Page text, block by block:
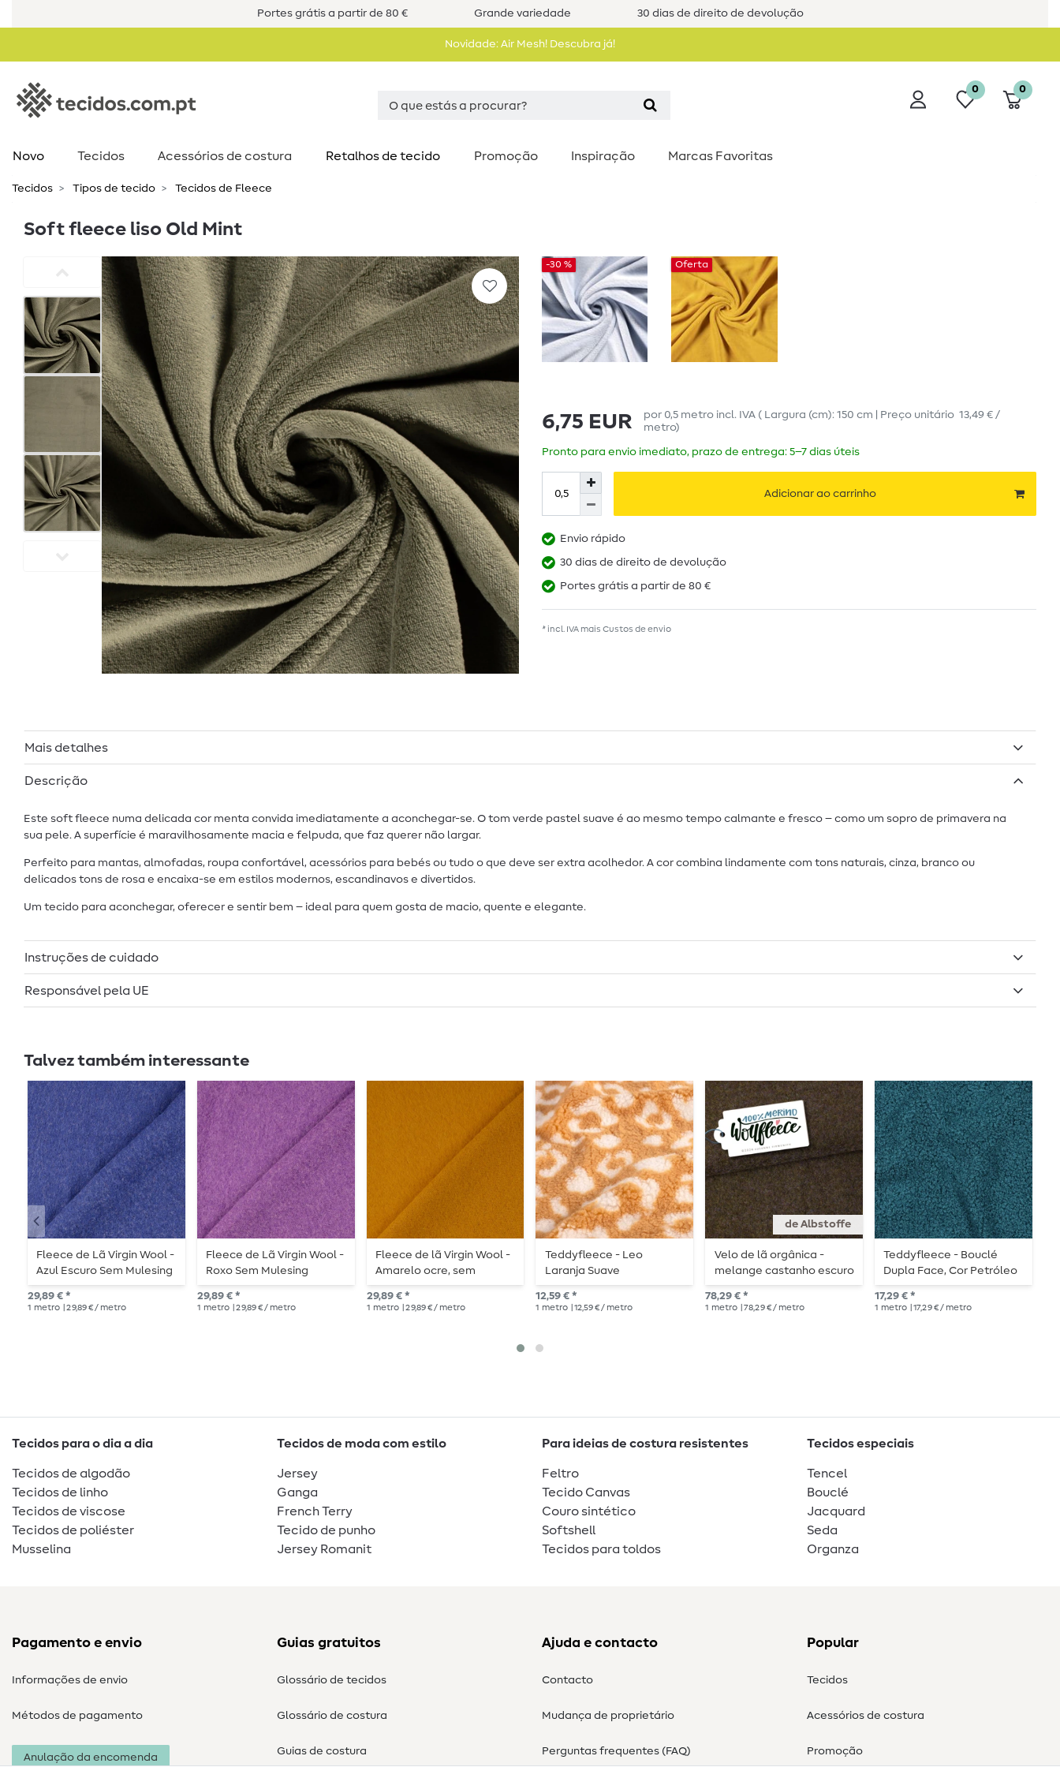
Portes grátis a partir de 80 € Grande variedade 30 dias de direito de devolução
Novidade: Air Mesh! Descubra já!
0 0
Novo Tecidos Acessórios de costura​ Retalhos de tecido Promoção Inspiração Marcas Favoritas
Tecidos Tipos de tecido Tecidos de Fleece
Soft fleece liso Old Mint
-30 % Oferta
6,75 EUR por 0,5 metro incl. IVA ( Largura (cm): 150 cm | Preço unitário 13,49 € /
metro)
Pronto para envio imediato, prazo de entrega: 5–7 dias úteis
Adicionar ao carrinho
Envio rápido
30 dias de direito de devolução
Portes grátis a partir de 80 €
* incl. IVA mais Custos de envio
Mais detalhes
Descrição
Este soft fleece numa delicada cor menta convida imediatamente a aconchegar-se. O tom verde pastel suave é ao mesmo tempo calmante e fresco – como um sopro de primavera na
sua pele. A superfície é maravilhosamente macia e felpuda, que faz querer não largar.
Perfeito para mantas, almofadas, roupa confortável, acessórios para bebés ou tudo o que deve ser extra acolhedor. A cor combina lindamente com tons naturais, cinza, branco ou
delicados tons de rosa e encaixa-se em estilos modernos, escandinavos e divertidos.
Um tecido para aconchegar, oferecer e sentir bem – ideal para quem gosta de macio, quente e elegante.
Instruções de cuidado
Responsável pela UE
Talvez também interessante
Fleece de Lã Virgin Wool -
Azul Escuro Sem Mulesing
29,89 € *
1 metro | 29,89 € / metro
Fleece de Lã Virgin Wool -
Roxo Sem Mulesing
29,89 € *
1 metro | 29,89 € / metro
Fleece de lã Virgin Wool -
Amarelo ocre, sem
mulesing
29,89 € *
1 metro | 29,89 € / metro
Teddyfleece - Leo
Laranja Suave
12,59 € *
1 metro | 12,59 € / metro
de Albstoffe
Velo de lã orgânica -
melange castanho escuro
78,29 € *
1 metro | 78,29 € / metro
Teddyfleece - Bouclé
Dupla Face, Cor Petróleo
17,29 € *
1 metro | 17,29 € / metro
Tecidos para o dia a dia
Tecidos de algodão
Tecidos de linho
Tecidos de viscose
Tecidos de poliéster
Musselina
Tecidos de moda com estilo
Jersey
Ganga
French Terry
Tecido de punho
Jersey Romanit
Para ideias de costura resistentes
Feltro
Tecido Canvas
Couro sintético
Softshell
Tecidos para toldos
Tecidos especiais
Tencel
Bouclé
Jacquard
Seda
Organza
Pagamento e envio
Informações de envio
Métodos de pagamento
Anulação da encomenda
Guias gratuitos
Glossário de tecidos
Glossário de costura
Guias de costura
Ajuda e contacto
Contacto
Mudança de proprietário
Perguntas frequentes (FAQ)
Popular
Tecidos
Acessórios de costura
Promoção